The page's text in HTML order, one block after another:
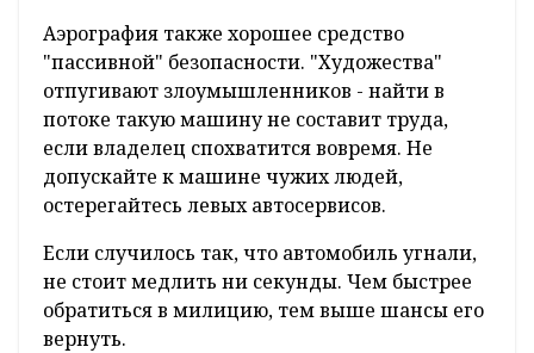
Аэрография также хорошее средство
"пассивной" безопасности. "Художества"
отпугивают злоумышленников - найти в
потоке такую машину не составит труда,
если владелец спохватится вовремя. Не
допускайте к машине чужих людей,
остерегайтесь левых автосервисов.
Если случилось так, что автомобиль угнали,
не стоит медлить ни секунды. Чем быстрее
обратиться в милицию, тем выше шансы его
вернуть.